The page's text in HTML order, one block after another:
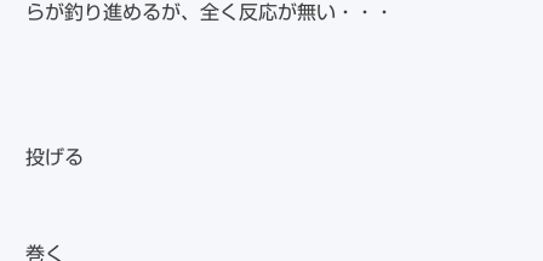
らが釣り進めるが、全く反応が無い・・・
投げる
巻く